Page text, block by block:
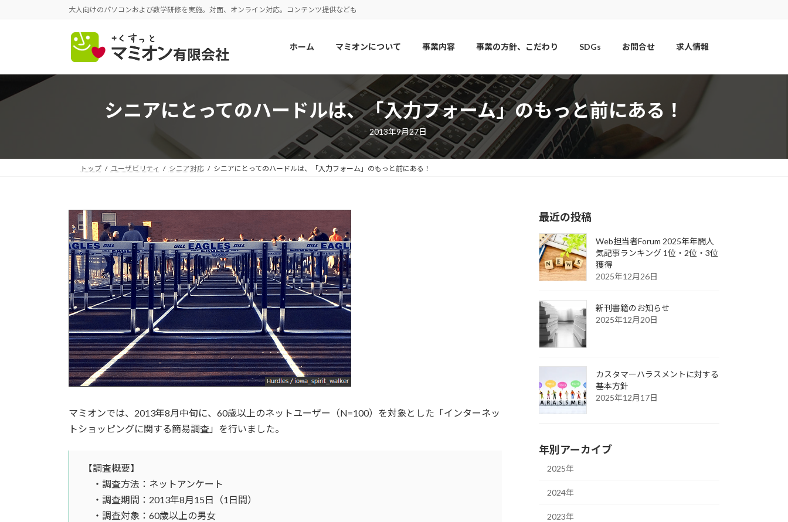
へ
キ
ョ
に
大人向けのパソコンおよび数学研修を実施。対面、オンライン対応。コンテンツ提供なども
ホーム マミオンについて 事業内容 事業の方針、こだわり SDGs お問合せ 求人情報
シニアにとってのハードルは、「入力フォーム」のもっと前にある！
2013年9月27日
トップ ユーザビリティ シニア対応 シニアにとってのハードルは、「入力フォーム」のもっと前にある！
マミオンでは、2013年8月中旬に、60歳以上のネットユーザー（N=100）を対象とした「インターネッ
トショッピングに関する簡易調査」を行いました。
【調査概要】
・調査方法：ネットアンケート
・調査期間：2013年8月15日（1日間）
・調査対象：60歳以上の男女
最近の投稿
Web担当者Forum 2025年年間人
気記事ランキング 1位・2位・3位
獲得
2025年12月26日
新刊書籍のお知らせ
2025年12月20日
カスタマーハラスメントに対する
基本方針
2025年12月17日
年別アーカイブ
2025年
2024年
2023年